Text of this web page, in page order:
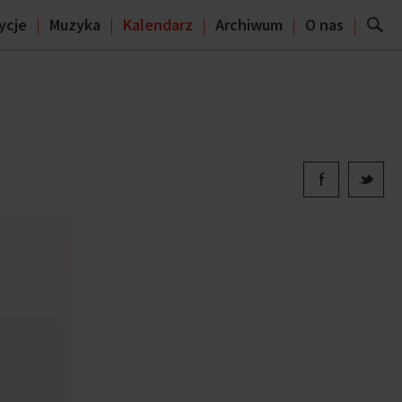
Muzyka Kalendarz Archiwum O nas